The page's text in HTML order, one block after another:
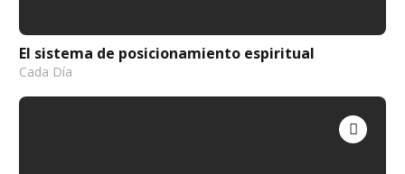
El sistema de posicionamiento espiritual
Cada Día